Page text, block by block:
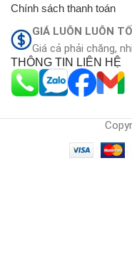
Chính sách thanh toán
GIÁ LUÔN LUÔN
Giá cả phải chăng,
THÔNG TIN LIÊN HỆ